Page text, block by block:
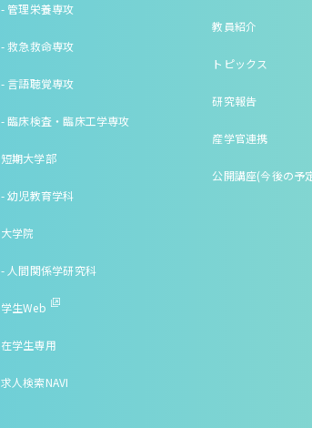
- 管理栄養専攻
- 救急救命専攻
- 言語聴覚専攻
- 臨床検査・臨床工学専攻
短期大学部
- 幼児教育学科
大学院
- 人間関係学研究科
学生Web
在学生専用
求人検索NAVI
教員紹介
トピックス
研究報告
産学官連携
公開講座(今後の予